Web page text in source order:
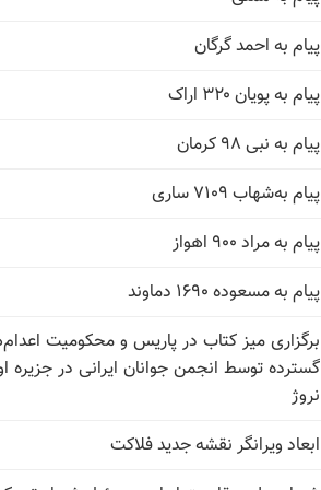
پیام به احمد گرگان
پیام به پویان ۳۲۰ اراک
پیام به نبی ۹۸ کرمان
پیام به‌شهاب ۷۱۰۹ ساری
پیام به مراد ۹۰۰ اهواز
پیام به مسعوده ۱۶۹۰ دماوند
برگزاری میز کتاب در پاریس و محکومیت
گسترده توسط انجمن جوانان ایرانی در جزیره
نروژ
ابعاد ویرانگر نقشه جدید فلاکت